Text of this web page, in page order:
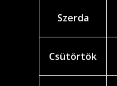
Szerda
Csütörtök